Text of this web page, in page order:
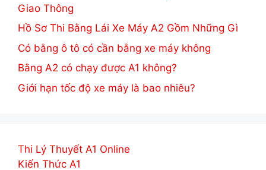
Giao Thông
Hồ Sơ Thi Bằng Lái Xe Máy A2 Gồm Những Gì
Có bằng ô tô có cần bằng xe máy không
Bằng A2 có chạy được A1 không?
Giới hạn tốc độ xe máy là bao nhiêu?
Thi Lý Thuyết A1 Online
Kiến Thức A1